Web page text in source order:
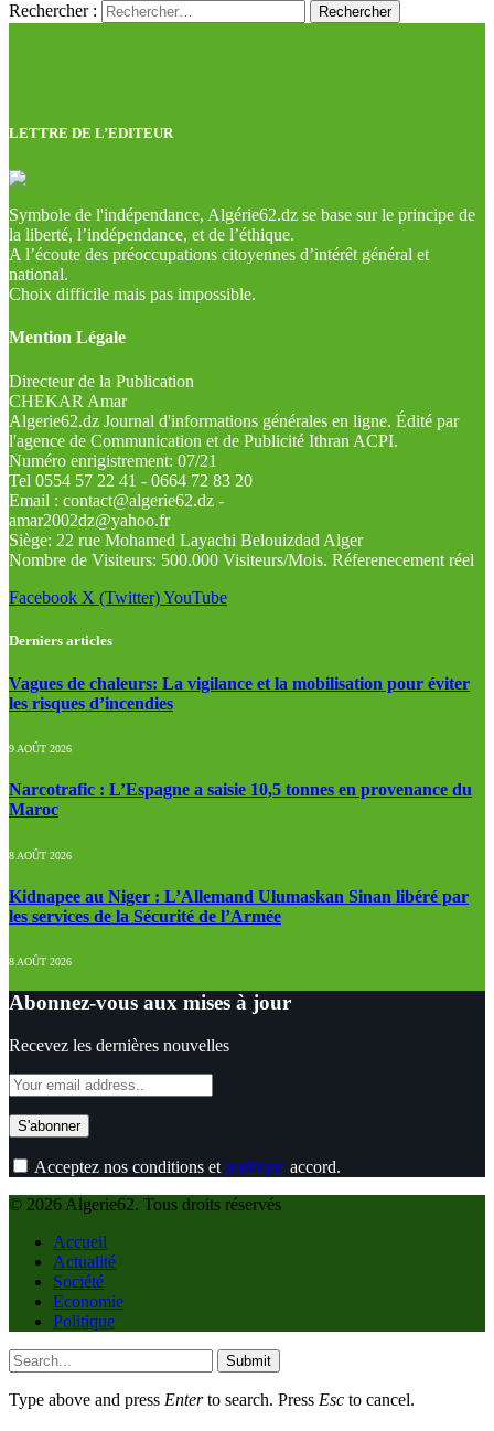
Rechercher :
LETTRE DE L’EDITEUR
Symbole de l'indépendance, Algérie62.dz se base sur le principe de
la liberté, l’indépendance, et de l’éthique.
A l’écoute des préoccupations citoyennes d’intérêt général et
national.
Choix difficile mais pas impossible.
Mention Légale
Directeur de la Publication
CHEKAR Amar
Algerie62.dz Journal d'informations générales en ligne. Édité par
l'agence de Communication et de Publicité Ithran ACPI.
Numéro enrigistrement: 07/21
Tel 0554 57 22 41 - 0664 72 83 20
Email : contact@algerie62.dz -
amar2002dz@yahoo.fr
Siège: 22 rue Mohamed Layachi Belouizdad Alger
Nombre de Visiteurs: 500.000 Visiteurs/Mois. Réferenecement réel
Facebook X (Twitter)YouTube
Derniers articles
Vagues de chaleurs: La vigilance et la mobilisation pour éviter
les risques d’incendies
9 AOÛT 2026
Narcotrafic : L’Espagne a saisie 10,5 tonnes en provenance du
Maroc
8 AOÛT 2026
Kidnapee au Niger : L’Allemand Ulumaskan Sinan libéré par
les services de la Sécurité de l’Armée
8 AOÛT 2026
Abonnez-vous aux mises à jour
Recevez les dernières nouvelles
Acceptez nos conditions et politique accord.
© 2026 Algerie62. Tous droits réservés
Accueil
Actualité
Société
Economie
Politique
Submit
Type above and press Enterto search. Press Esc to cancel.